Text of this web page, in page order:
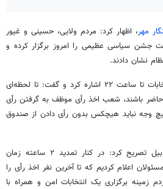
مهر، اظهار کرد: مردم ولایی، حسینی و غیور
جشن سیاسی عظیمی را امروز برگزار کرده و
نشان دادند.
وی به تمدید ۲ ساعته زمان انتخابات تا ساعت ۲۲ اشاره کرد و گفت: تا لحظه‌ای
باشند، شعب اخذ رأی موظف به گرفتن رأی
وجه نباید هیچکس بدون رأی دادن از صندوق
رییس ستاد انتخابات استان اردبیل تصریح کرد: در کنار تمدید ۲ ساعته زمان
اعلام کردیم که تا آخرین نفر اخذ رأی را
زمینه برگزاری یک انتخابات امن و همراه با